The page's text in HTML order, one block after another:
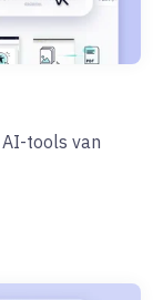
tools van